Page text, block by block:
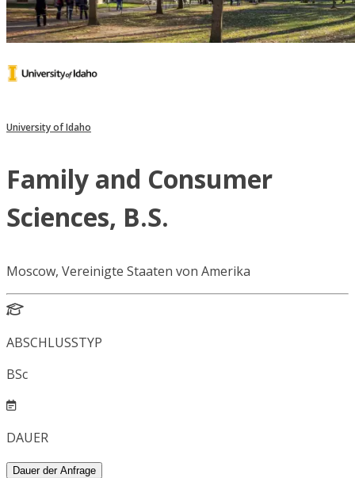
University of Idaho
Family and Consumer
Sciences, B.S.
Moscow, Vereinigte Staaten von Amerika
ABSCHLUSSTYP
BSc
DAUER
Dauer der Anfrage